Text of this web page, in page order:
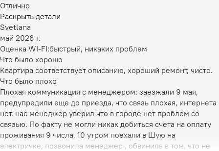
Отлично
Раскрыть детали
Svetlana
май 2026 г.
Оценка WI-FI:быстрый, никаких проблем
Что было хорошо
Квартира соответствует описанию, хороший ремонт, чисто.
Что было плохо
Плохая коммуникация с менеджером: заезжали 9 мая,
предупредили еще до приезда, что связь плохая, интернета
нет, нас менеджер уверил что в городе нет проблем со
связью. По факту не могли никак добиться счета на оплату
проживания 9 числа, 10 утром поехали в Шую на
электричке, позвонила менеджер , обвинила в том, что не